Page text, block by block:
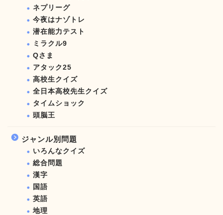
ネプリーグ
今夜はナゾトレ
潜在能力テスト
ミラクル9
Qさま
アタック25
高校生クイズ
全日本高校先生クイズ
タイムショック
頭脳王
ジャンル別問題
いろんなクイズ
総合問題
漢字
国語
英語
地理